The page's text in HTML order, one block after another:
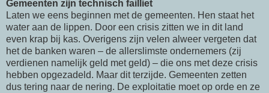
Gemeenten zijn technisch failliet
Laten we eens beginnen met de gemeenten. Hen staat het
water aan de lippen. Door een crisis zitten we in dit land
even krap bij kas. Overigens zijn velen alweer vergeten dat
het de banken waren – de allerslimste ondernemers (zij
verdienen namelijk geld met geld) – die ons met deze crisis
hebben opgezadeld. Maar dit terzijde. Gemeenten zetten
dus tering naar de nering. De exploitatie moet op orde en ze